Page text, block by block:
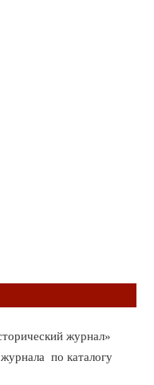
журнал»
по каталогу